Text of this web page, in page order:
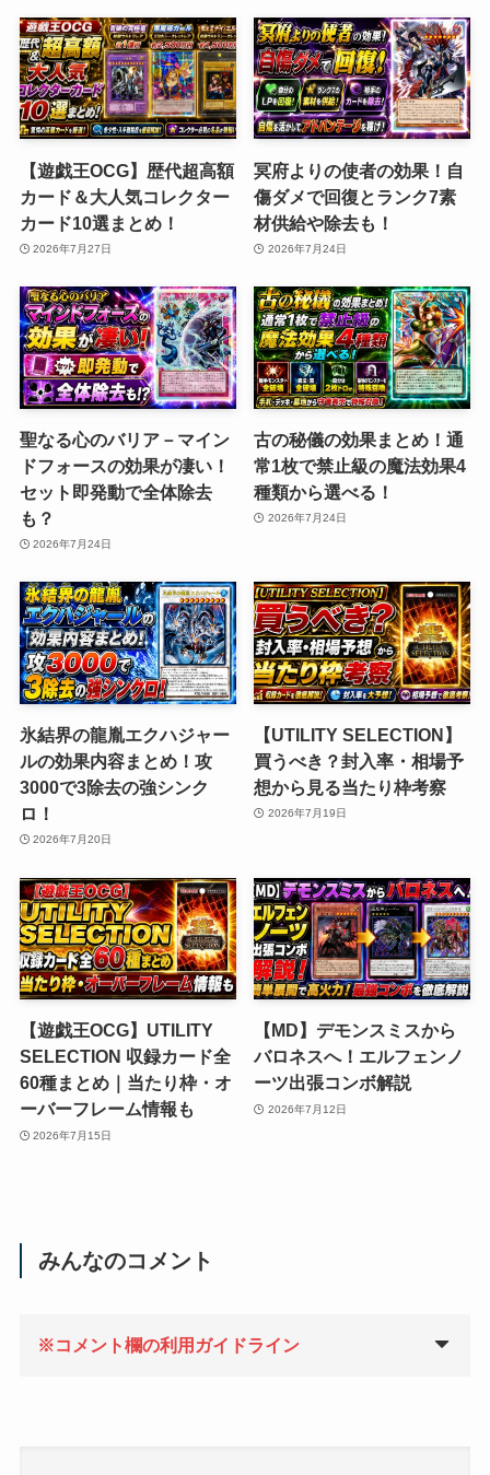
【遊戯王OCG】歴代超高額
カード＆大人気コレクター
カード10選まとめ！
2026年7月27日
冥府よりの使者の効果！自
傷ダメで回復とランク7素
材供給や除去も！
2026年7月24日
聖なる心のバリア－マイン
ドフォースの効果が凄い！
セット即発動で全体除去
も？
2026年7月24日
古の秘儀の効果まとめ！通
常1枚で禁止級の魔法効果4
種類から選べる！
2026年7月24日
氷結界の龍胤エクハジャー
ルの効果内容まとめ！攻
3000で3除去の強シンク
ロ！
2026年7月20日
【UTILITY SELECTION】
買うべき？封入率・相場予
想から見る当たり枠考察
2026年7月19日
【遊戯王OCG】UTILITY
SELECTION 収録カード全
60種まとめ｜当たり枠・オ
ーバーフレーム情報も
2026年7月15日
【MD】デモンスミスから
バロネスへ！エルフェンノ
ーツ出張コンボ解説
2026年7月12日
みんなのコメント
※コメント欄の利用ガイドライン